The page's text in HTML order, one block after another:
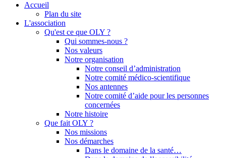
Accueil
Plan du site
L'association
Qu'est ce que OLY ?
Qui sommes-nous ?
Nos valeurs
Notre organisation
Notre conseil d’administration
Notre comité médico-scientifique
Nos antennes
Notre comité d’aide pour les personnes
concernées
Notre histoire
Que fait OLY ?
Nos missions
Nos démarches
Dans le domaine de la santé…